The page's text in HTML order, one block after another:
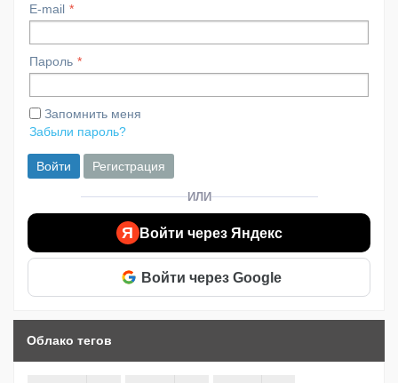
E-mail
Пароль
Запомнить меня
Забыли пароль?
Войти Регистрация
ИЛИ
Я Войти через Яндекс
Войти через Google
Облако тегов